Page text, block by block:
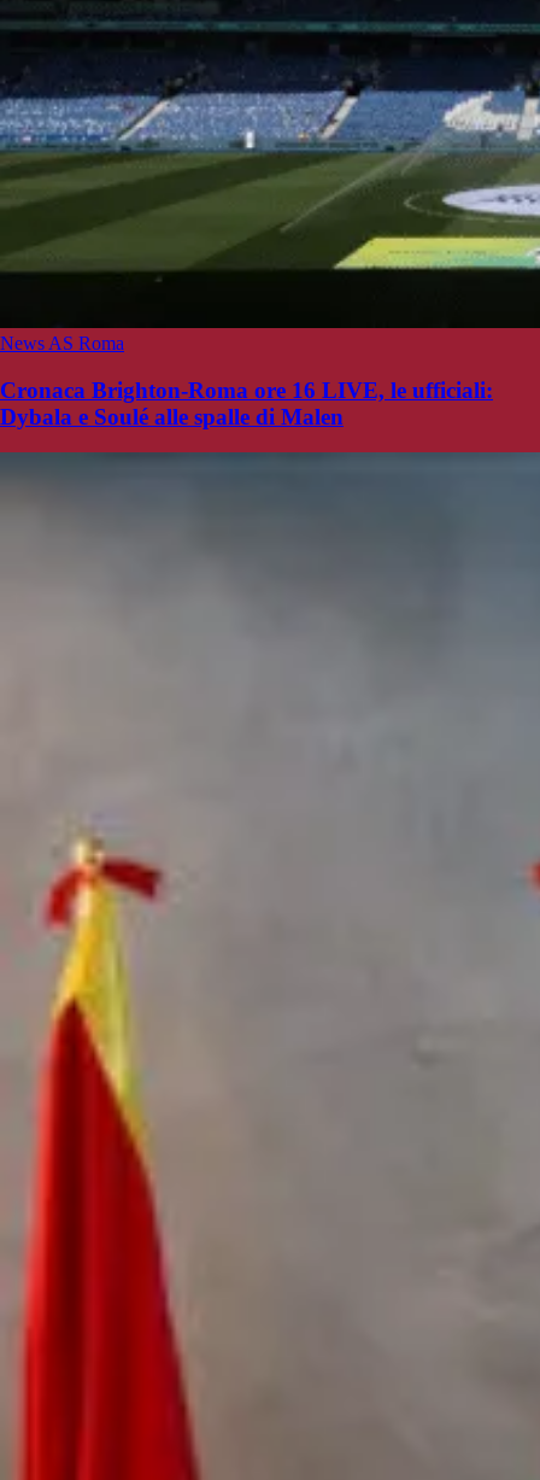
News AS Roma
Cronaca Brighton-Roma ore 16 LIVE, le ufficiali:
Dybala e Soulé alle spalle di Malen